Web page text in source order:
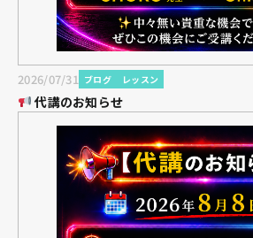
2026/07/31 ブログ レッスン
代講のお知らせ